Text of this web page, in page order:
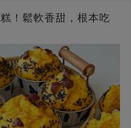
！鬆軟香甜，根本吃